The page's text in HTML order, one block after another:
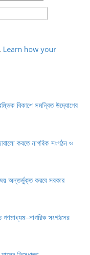
Learn how your
বিকাশে সমন্বিত উদ্যোগের
করতে নাগরিক সংগঠন ও
অন্তর্ভুক্ত করবে সরকার
সংগঠনের